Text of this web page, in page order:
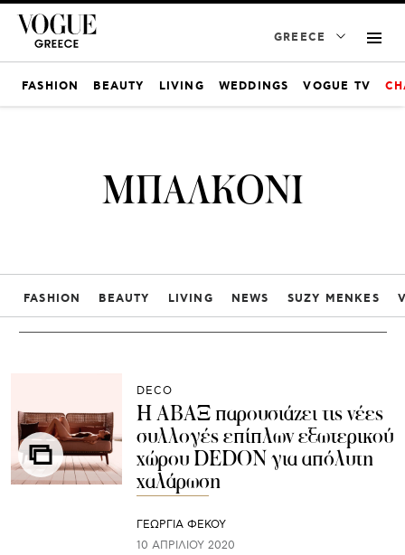
GREECE
FASHION BEAUTY LIVING WEDDINGS VOGUE TV
ΜΠΑΛΚΟΝΙ
FASHION BEAUTY LIVING NEWS SUZY MENKES
DECO
H ΑΒΑΞ παρουσιάζει τις νέες
συλλογές επίπλων εξωτερικού
χώρου DEDON για απόλυτη
χαλάρωση
ΓΕΩΡΓΙΑ ΦΕΚΟΥ
10 ΑΠΡΙΛΊΟΥ 2020